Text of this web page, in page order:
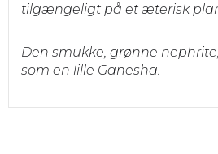
tilgængeligt på et æterisk
Den smukke, grønne
som en lille Ganesha.